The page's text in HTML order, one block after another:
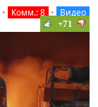
• Комм.: 8 • Видео
+71